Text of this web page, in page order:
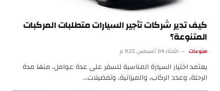
كيف تدير شركات تأجير السيارات متطلبات المركبات
المتنوعة؟
منوعات الثلاثاء 04 أغسطس 9:21 م
يعتمد اختيار السيارة المناسبة للسفر على عدة عوامل، منها مدة
الرحلة، وعدد الركاب، والميزانية، وتفضيلات…